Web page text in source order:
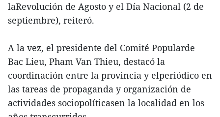
laRevolución de Agosto y el Día Nacional (2 de
septiembre), reiteró.
A la vez, el presidente del Comité Popularde
Bac Lieu, Pham Van Thieu, destacó la
coordinación entre la provincia y elperiódico en
las tareas de propaganda y organización de
actividades sociopolíticasen la localidad en los